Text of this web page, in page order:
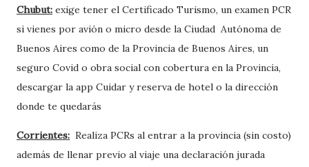
Chubut: exige tener el Certificado Turismo, un examen PCR
si vienes por avión o micro desde la Ciudad Autónoma de
Buenos Aires como de la Provincia de Buenos Aires, un
seguro Covid o obra social con cobertura en la Provincia,
descargar la app Cuidar y reserva de hotel o la dirección
donde te quedarás
Corrientes: Realiza PCRs al entrar a la provincia (sin costo)
además de llenar previo al viaje una declaración jurada